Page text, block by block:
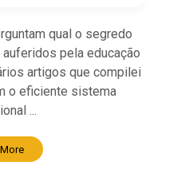
qual o segredo
pela educação
artigos que compilei
o eficiente sistema
...